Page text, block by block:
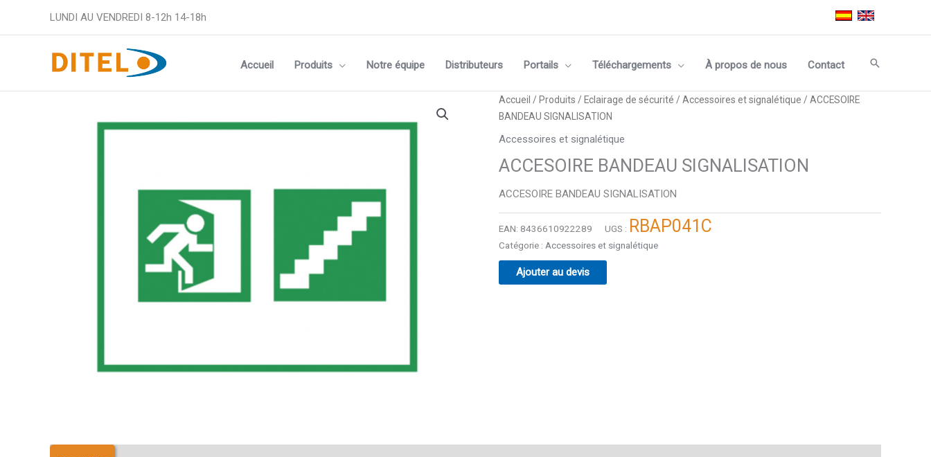
LUNDI AU VENDREDI 8-12h 14-18h
Accueil Produits Notre équipe Distributeurs Portails Téléchargements À propos de nous Contact
Accueil / Produits / Eclairage de sécurité / Accessoires et signalétique / ACCESOIRE
BANDEAU SIGNALISATION
Accessoires et signalétique
ACCESOIRE BANDEAU SIGNALISATION
ACCESOIRE BANDEAU SIGNALISATION
EAN: 8436610922289 UGS : RBAP041C
Catégorie : Accessoires et signalétique
Ajouter au devis